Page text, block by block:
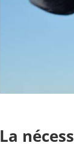
La